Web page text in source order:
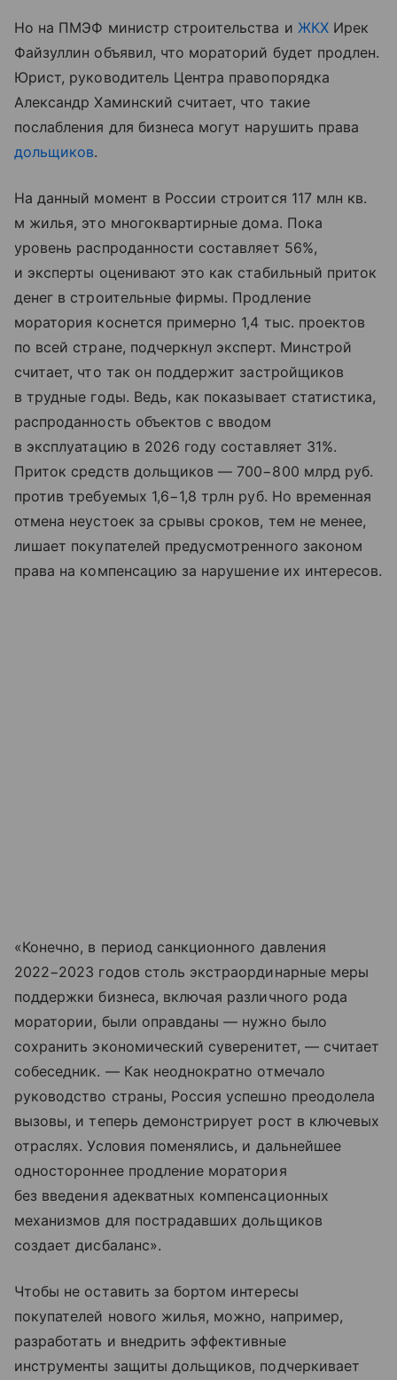
Но на ПМЭФ министр строительства и ЖКХИрек
Файзуллин объявил, что мораторий будет продлен.
Юрист, руководитель Центра правопорядка
Александр Хаминский считает, что такие
послабления для бизнеса могут нарушить права
дольщиков.
На данный момент в России строится 117 млн кв.
м жилья, это многоквартирные дома. Пока
уровень распроданности составляет 56%,
и эксперты оценивают это как стабильный приток
денег в строительные фирмы. Продление
моратория коснется примерно 1,4 тыс. проектов
по всей стране, подчеркнул эксперт. Минстрой
считает, что так он поддержит застройщиков
в трудные годы. Ведь, как показывает статистика,
распроданность объектов с вводом
в эксплуатацию в 2026 году составляет 31%.
Приток средств дольщиков — 700−800 млрд руб.
против требуемых 1,6−1,8 трлн руб. Но временная
отмена неустоек за срывы сроков, тем не менее,
лишает покупателей предусмотренного законом
права на компенсацию за нарушение их интересов.
«Конечно, в период санкционного давления
2022−2023 годов столь экстраординарные меры
поддержки бизнеса, включая различного рода
моратории, были оправданы — нужно было
сохранить экономический суверенитет, — считает
собеседник. — Как неоднократно отмечало
руководство страны, Россия успешно преодолела
вызовы, и теперь демонстрирует рост в ключевых
отраслях. Условия поменялись, и дальнейшее
одностороннее продление моратория
без введения адекватных компенсационных
механизмов для пострадавших дольщиков
создает дисбаланс».
Чтобы не оставить за бортом интересы
покупателей нового жилья, можно, например,
разработать и внедрить эффективные
инструменты защиты дольщиков, подчеркивает